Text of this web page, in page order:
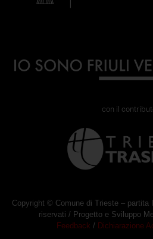
con il
Copyright © Comune di Trieste – partita
riservati / Progetto e Sviluppo
Feedback / Dichiarazione